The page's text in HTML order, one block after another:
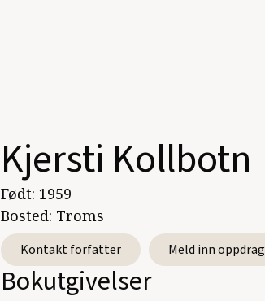
Kjersti Kollbotn
Født: 1959
Bosted: Troms
Kontakt forfatter Meld inn oppdrag
Bokutgivelser